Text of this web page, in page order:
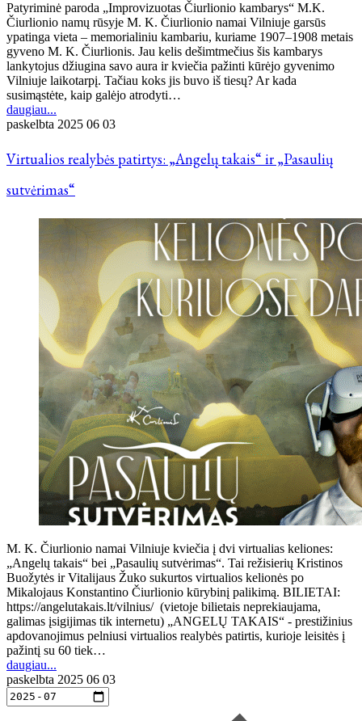
Patyriminė paroda „Improvizuotas Čiurlionio kambarys“ M.K.
Čiurlionio namų rūsyje M. K. Čiurlionio namai Vilniuje garsūs
ypatinga vieta – memorialiniu kambariu, kuriame 1907–1908 metais
gyveno M. K. Čiurlionis. Jau kelis dešimtmečius šis kambarys
lankytojus džiugina savo aura ir kviečia pažinti kūrėjo gyvenimo
Vilniuje laikotarpį. Tačiau koks jis buvo iš tiesų? Ar kada
susimąstėte, kaip galėjo atrodyti…
daugiau...
paskelbta 2025 06 03
Virtualios realybės patirtys: „Angelų takais“ ir „Pasaulių
sutvėrimas“
M. K. Čiurlionio namai Vilniuje kviečia į dvi virtualias keliones:
„Angelų takais“ bei „Pasaulių sutvėrimas“. Tai režisierių Kristinos
Buožytės ir Vitalijaus Žuko sukurtos virtualios kelionės po
Mikalojaus Konstantino Čiurlionio kūrybinį palikimą. BILIETAI:
https://angelutakais.lt/vilnius/ (vietoje bilietais neprekiaujama,
galimas įsigijimas tik internetu) „ANGELŲ TAKAIS“ - prestižinius
apdovanojimus pelniusi virtualios realybės patirtis, kurioje leisitės į
pažintį su 60 tiek…
daugiau...
paskelbta 2025 06 03